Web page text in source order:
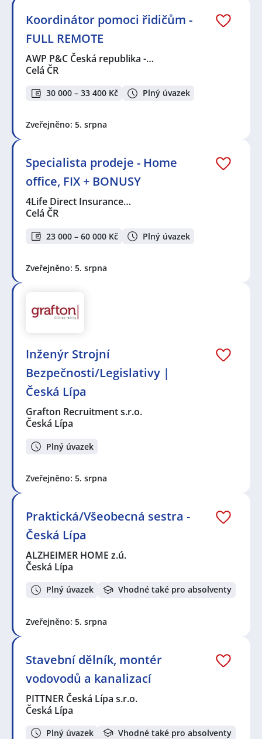
Koordinátor pomoci řidičům -
FULL REMOTE
AWP P&C Česká republika -…
Celá ČR
30 000 – 33 400 Kč Plný úvazek
Zveřejněno: 5. srpna
Specialista prodeje - Home
office, FIX + BONUSY
4Life Direct Insurance…
Celá ČR
23 000 – 60 000 Kč Plný úvazek
Zveřejněno: 5. srpna
Inženýr Strojní
Bezpečnosti/Legislativy |
Česká Lípa
Grafton Recruitment s.r.o.
Česká Lípa
Plný úvazek
Zveřejněno: 5. srpna
Praktická/Všeobecná sestra -
Česká Lípa
ALZHEIMER HOME z.ú.
Česká Lípa
Plný úvazek Vhodné také pro absolventy
Zveřejněno: 5. srpna
Stavební dělník, montér
vodovodů a kanalizací
PITTNER Česká Lípa s.r.o.
Česká Lípa
Plný úvazek Vhodné také pro absolventy